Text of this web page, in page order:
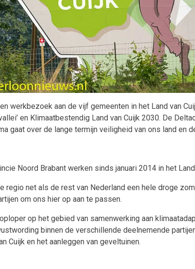
werkbezoek aan de vijf gemeenten in het Land van
en Klimaatbestendig Land van Cuijk 2030. De
gaat over de lange termijn veiligheid van ons land en
Noord Brabant werken sinds januari 2014 in het
regio net als de rest van Nederland een hele droge
om ons hier op aan te passen.
op het gebied van samenwerking aan
binnen de verschillende deelnemende
Cuijk en het aanleggen van geveltuinen.